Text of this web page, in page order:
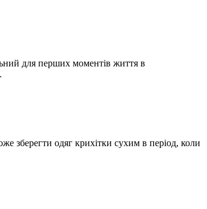
для перших моментів життя в
зберегти одяг крихітки сухим в період, коли